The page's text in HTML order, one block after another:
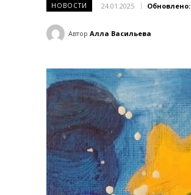
НОВОСТИ 24.01.2025 Обновлено:
Автор Алла Васильева